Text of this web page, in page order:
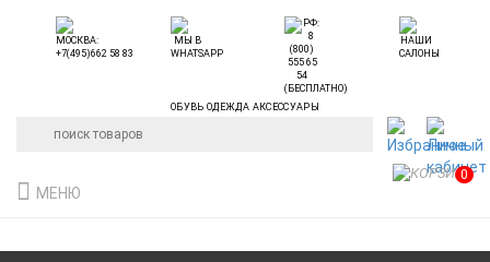
ОБУВЬ ОДЕЖДА АКСЕССУАРЫ
МЕНЮ
0